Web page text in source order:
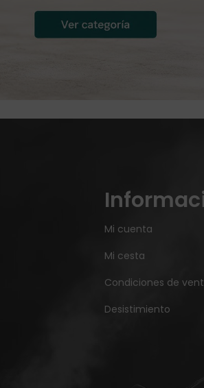
Mi cuenta
Mi cesta
Condiciones de
Desistimiento